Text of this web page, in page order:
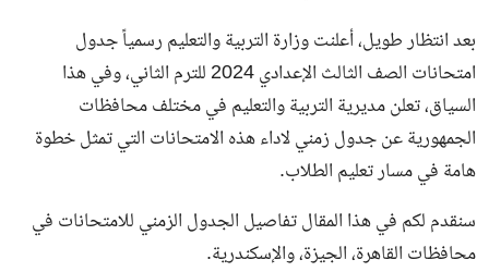
بعد انتظار طويل، أعلنت وزارة التربية والتعليم رسمياً جدول
امتحانات الصف الثالث الإعدادي 2024 للترم الثاني، وفي هذا
السياق، تعلن مديرية التربية والتعليم في مختلف محافظات
الجمهورية عن جدول زمني لاداء هذه الامتحانات التي تمثل خطوة
هامة في مسار تعليم الطلاب.
سنقدم لكم في هذا المقال تفاصيل الجدول الزمني للامتحانات في
محافظات القاهرة، الجيزة، والإسكندرية.